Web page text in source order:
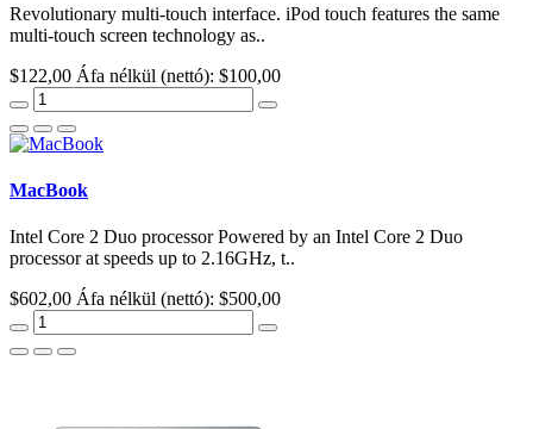
Revolutionary multi-touch interface. iPod touch features the same
multi-touch screen technology as..
$122,00 Áfa nélkül (nettó): $100,00
MacBook
Intel Core 2 Duo processor Powered by an Intel Core 2 Duo
processor at speeds up to 2.16GHz, t..
$602,00 Áfa nélkül (nettó): $500,00